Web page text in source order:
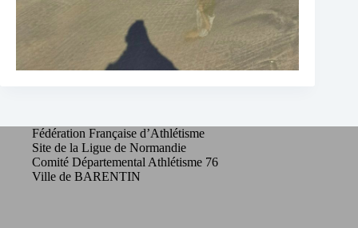
Fédération Française d’Athlétisme
Site de la Ligue de Normandie
Comité Départemental Athlétisme 76
Ville de BARENTIN